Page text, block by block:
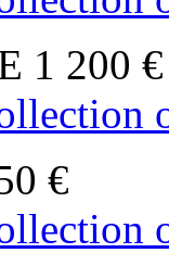
1 200 €
€